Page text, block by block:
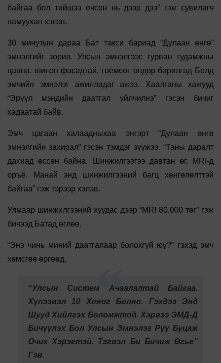
байгаа бол тийшээ очсон нь дээр дээ” гэж сувилагч
намуухан хэлэв.
30 минутын дараа Бат такси бариад “Дулаан өнгө”
эмнэлгийг зорив. Улсын эмнэлгээс гурван гудамжны
цаана, шилэн фасадтай, гоёмсог өндөр барилгад Болд
эмчийн эмнэлэг ажилладаг ажээ. Хаалганы хажууд
“Эрүүл мэндийн даатгал үйлчилнэ” гэсэн бичиг
хадаатай байв.
Эмч цагаан халаадныхаа энгэрт “Дулаан өнгө
эмнэлгийн захирал” гэсэн тэмдэг зүүжээ. “Таны даралт
дахиад өссөн байна. Шинжилгээгээ давтан өг, MRI-д
оръё. Манай энд шинжилгээний багц хөнгөлөлттэй
байгаа” гэж тэрээр хэлэв.
Улмаар шинжилгээний хуудас дээр “MRI 80,000 төг” гэж
бичээд Батад өглөө.
“Энэ чинь миний даатгалаар болохгүй юу?” гэхэд эмч
хөмсгөө өргөөд,
“Улсын Систем Ачаалалтай Байгаа.
Хүлээвэл 10 Хоног Болно. Гэхдээ Энд
Шууд Хийлгэх Боломжтой. Хэрвээ ЭМД-Д
Бичүүлэх Бол Улсын Эмнэлэг Рүү Буцаж
Очих Хэрэгтэй. Тэгвэл Би Бичиж Өгье”
Гэв.